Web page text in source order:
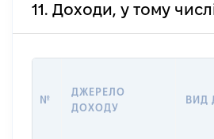
11. Доходи, у тому
№
ДЖЕРЕЛО
ДОХОДУ
ВИД